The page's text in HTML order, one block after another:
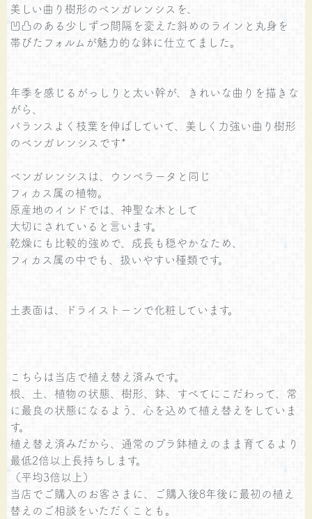
美しい曲り樹形のベンガレンシスを、
凹凸のある少しずつ間隔を変えた斜めのラインと丸身を
帯びたフォルムが魅力的な鉢に仕立てました。
年季を感じるがっしりと太い幹が、きれいな曲りを描きな
がら、
バランスよく枝葉を伸ばしていて、美しく力強い曲り樹形
のベンガレンシスです*
ベンガレンシスは、ウンベラータと同じ
フィカス属の植物。
原産地のインドでは、神聖な木として
大切にされていると言います。
乾燥にも比較的強めで、成長も穏やかなため、
フィカス属の中でも、扱いやすい種類です。
土表面は、ドライストーンで化粧しています。
こちらは当店で植え替え済みです。
根、土、植物の状態、樹形、鉢、すべてにこだわって、常
に最良の状態になるよう、心を込めて植え替えをしていま
す。
植え替え済みだから、通常のプラ鉢植えのまま育てるより
最低2倍以上長持ちします。
（平均3倍以上）
当店でご購入のお客さまに、ご購入後8年後に最初の植え
替えのご相談をいただくことも。